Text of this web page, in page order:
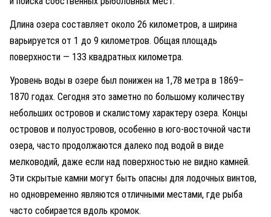
Длина озера составляет около 26 километров, а ширина
варьируется от 1 до 9 километров. Общая площадь
поверхности — 133 квадратных километра.
Уровень воды в озере был понижен на 1,78 метра в 1869–
1870 годах. Сегодня это заметно по большому количеству
небольших островов и скалистому характеру озера. Концы
островов и полуостровов, особенно в юго-восточной части
озера, часто продолжаются далеко под водой в виде
мелководий, даже если над поверхностью не видно камней.
Эти скрытые камни могут быть опасны для лодочных винтов,
но одновременно являются отличными местами, где рыба
часто собирается вдоль кромок.